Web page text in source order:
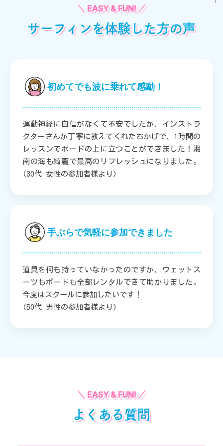
サーフィンを体験した方の声
初めてでも波に乗れて感動！
運動神経に自信がなくて不安でしたが、インストラ
クターさんが丁寧に教えてくれたおかげで、1時間の
レッスンでボードの上に立つことができました！湘
南の海も綺麗で最高のリフレッシュになりました。
(30代 女性の参加者様より)
手ぶらで気軽に参加できました
道具を何も持っていなかったのですが、ウェットス
ーツもボードも全部レンタルできて助かりました。
今度はスクールに参加したいです！
(50代 男性の参加者様より)
よくある質問